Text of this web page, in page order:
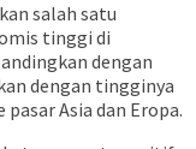
salah satu
tinggi di
dengan
dengan tingginya
Asia dan Eropa.